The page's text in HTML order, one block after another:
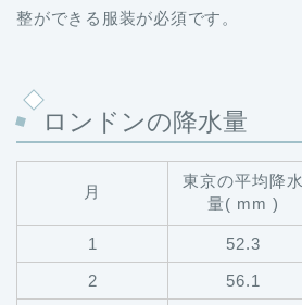
整ができる服装が必須です。
ロンドンの降水量
月
東京の平均降水
量( mm )
1 52.3
2
56.1